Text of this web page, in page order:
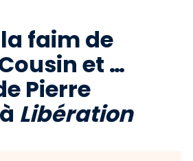
Notre revue
Boutique
faim de
et …
Pierre
Libération